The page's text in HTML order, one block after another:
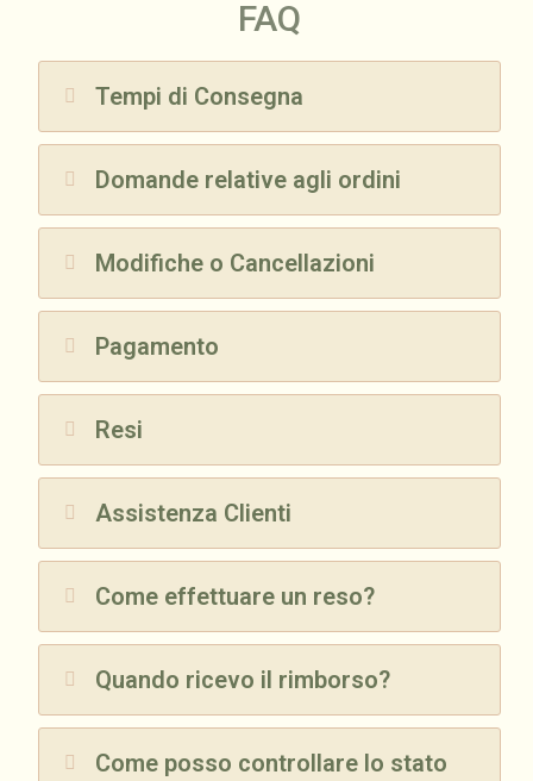
FAQ
Tempi di Consegna
Domande relative agli ordini
Modifiche o Cancellazioni
Pagamento
Resi
Assistenza Clienti
Come effettuare un reso?
Quando ricevo il rimborso?
Come posso controllare lo stato